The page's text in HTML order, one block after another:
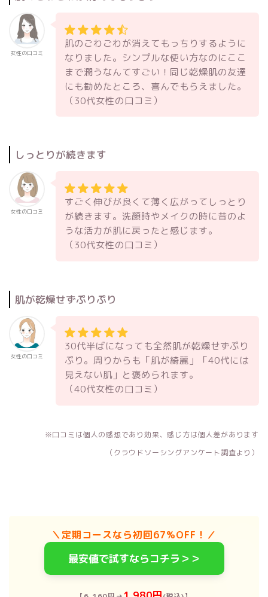
女性の口コミ
肌のごわごわが消えてもっちりするように
なりました。シンプルな使い方なのにここ
まで潤うなんてすごい！同じ乾燥肌の友達
にも勧めたところ、喜んでもらえました。
（30代女性の口コミ）
しっとりが続きます
女性の口コミ
すごく伸びが良くて薄く広がってしっとり
が続きます。洗顔時やメイクの時に昔のよ
うな活力が肌に戻ったと感じます。
（30代女性の口コミ）
肌が乾燥せずぷりぷり
女性の口コミ
30代半ばになっても全然肌が乾燥せずぷり
ぷり。周りからも「肌が綺麗」「40代には
見えない肌」と褒められます。
（40代女性の口コミ）
※口コミは個人の感想であり効果、感じ方は個人差があります
（クラウドソーシングアンケート調査より）
＼定期コースなら初回67%OFF！／
最安値で試すならコチラ＞＞